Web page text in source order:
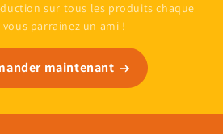
sur tous les produits chaque
parrainez un ami !
maintenant